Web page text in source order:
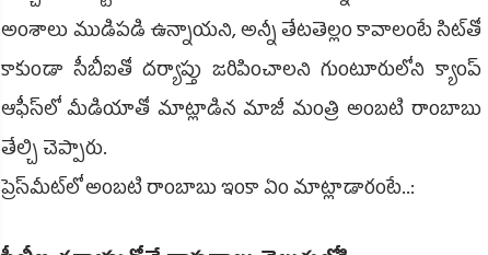
అంశాలు ముడిపడి ఉన్నాయని, అన్నీ తేటతెల్లం కావాలంటే సిట్‌తో
కాకుండా సీబీఐతో దర్యాప్తు జరిపించాలని గుంటూరులోని క్యాంప్‌
ఆఫీస్‌లో మీడియాతో మాట్లాడిన మాజీ మంత్రి అంబటి రాంబాబు
తేల్చి చెప్పారు.
ప్రెస్‌మీట్‌లో అంబటి రాంబాబు ఇంకా ఏం మాట్లాడారంటే..: